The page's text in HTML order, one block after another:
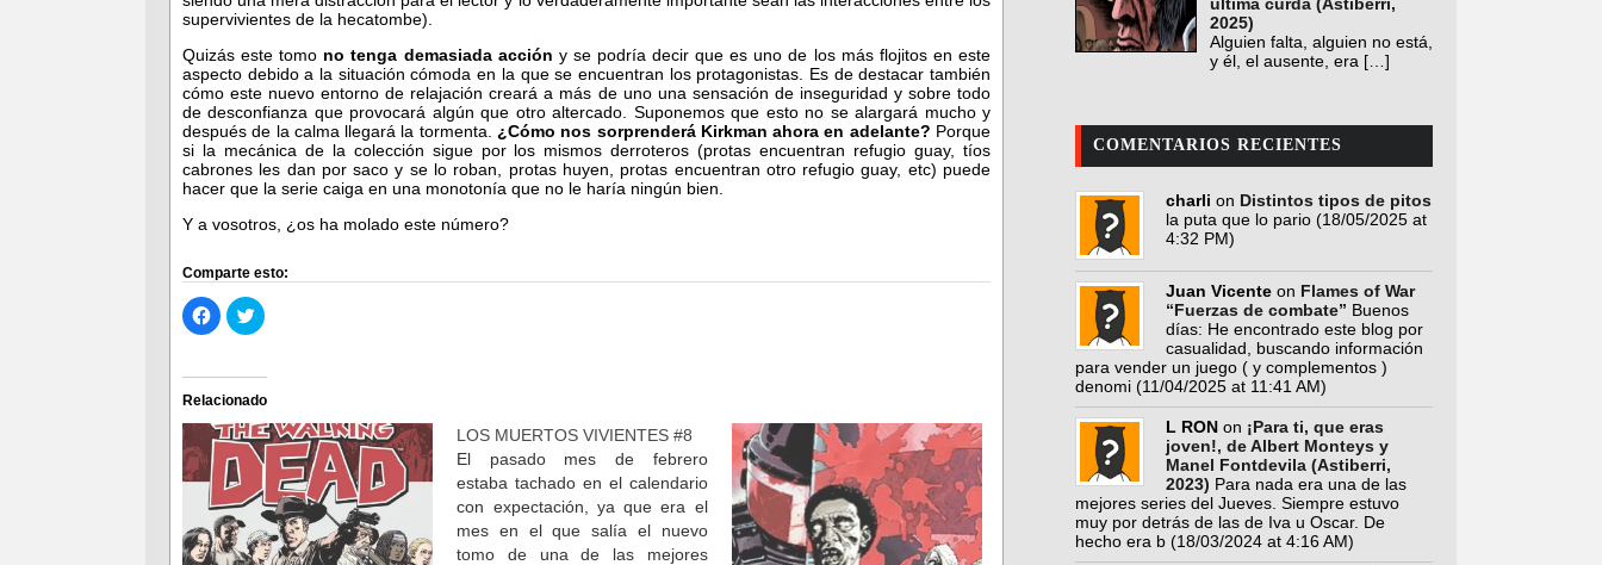
supervivientes de la hecatombe).
Quizás este tomo no tenga demasiada acción y se podría decir que es uno de los más flojitos en este
aspecto debido a la situación cómoda en la que se encuentran los protagonistas. Es de destacar también
cómo este nuevo entorno de relajación creará a más de uno una sensación de inseguridad y sobre todo
de desconfianza que provocará algún que otro altercado. Suponemos que esto no se alargará mucho y
después de la calma llegará la tormenta. ¿Cómo nos sorprenderá Kirkman ahora en adelante? Porque
si la mecánica de la colección sigue por los mismos derroteros (protas encuentran refugio guay, tíos
cabrones les dan por saco y se lo roban, protas huyen, protas encuentran otro refugio guay, etc) puede
hacer que la serie caiga en una monotonía que no le haría ningún bien.
Y a vosotros, ¿os ha molado este número?
Comparte esto:
Haz
clic
para
Facebook
(Se
abre
en
una
ventana
nueva)
Haz
clic
Twitter
(Se
abre
en
una
ventana
nueva)
Relacionado
LOS MUERTOS VIVIENTES #8
El pasado mes de febrero
estaba tachado en el calendario
con expectación, ya que era el
mes en el que salía el nuevo
tomo de una de las mejores
última curda (Astiberri,
2025)
Alguien falta, alguien no está,
y él, el ausente, era […]
COMENTARIOS RECIENTES
charli on Distintos tipos de pitos
la puta que lo pario (18/05/2025 at
4:32 PM)
Juan Vicente on Flames of War
“Fuerzas de combate” Buenos
días: He encontrado este blog por
casualidad, buscando información
para vender un juego ( y complementos )
denomi (11/04/2025 at 11:41 AM)
L RON on ¡Para ti, que eras
joven!, de Albert Monteys y
Manel Fontdevila (Astiberri,
2023) Para nada era una de las
mejores series del Jueves. Siempre estuvo
muy por detrás de las de Iva u Oscar. De
hecho era b (18/03/2024 at 4:16 AM)